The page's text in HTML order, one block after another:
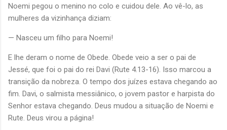
Noemi pegou o menino no colo e cuidou dele. Ao vê-lo, as
mulheres da vizinhança diziam:
— Nasceu um filho para Noemi!
E lhe deram o nome de Obede. Obede veio a ser o pai de
Jessé, que foi o pai do rei Davi (Rute 4.13-16). Isso marcou a
transição da nobreza. O tempo dos juízes estava chegando ao
fim. Davi, o salmista messiânico, o jovem pastor e harpista do
Senhor estava chegando. Deus mudou a situação de Noemi e
Rute. Deus virou a página!